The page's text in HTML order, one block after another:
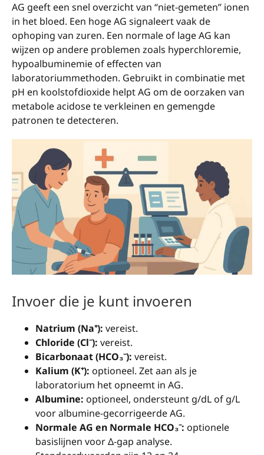
AG geeft een snel overzicht van “niet-gemeten” ionen
in het bloed. Een hoge AG signaleert vaak de
ophoping van zuren. Een normale of lage AG kan
wijzen op andere problemen zoals hyperchloremie,
hypoalbuminemie of effecten van
laboratoriummethoden. Gebruikt in combinatie met
pH en koolstofdioxide helpt AG om de oorzaken van
metabole acidose te verkleinen en gemengde
patronen te detecteren.
Invoer die je kunt invoeren
Natrium (Na⁺): vereist.
Chloride (Cl⁻): vereist.
Bicarbonaat (HCO₃⁻): vereist.
Kalium (K⁺): optioneel. Zet aan als je
laboratorium het opneemt in AG.
Albumine: optioneel, ondersteunt g/dL of g/L
voor albumine-gecorrigeerde AG.
Normale AG en Normale HCO₃⁻: optionele
basislijnen voor Δ-gap analyse.